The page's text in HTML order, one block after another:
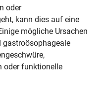
oder
kann dies auf eine
mögliche Ursachen
gastroösophageale
oder funktionelle